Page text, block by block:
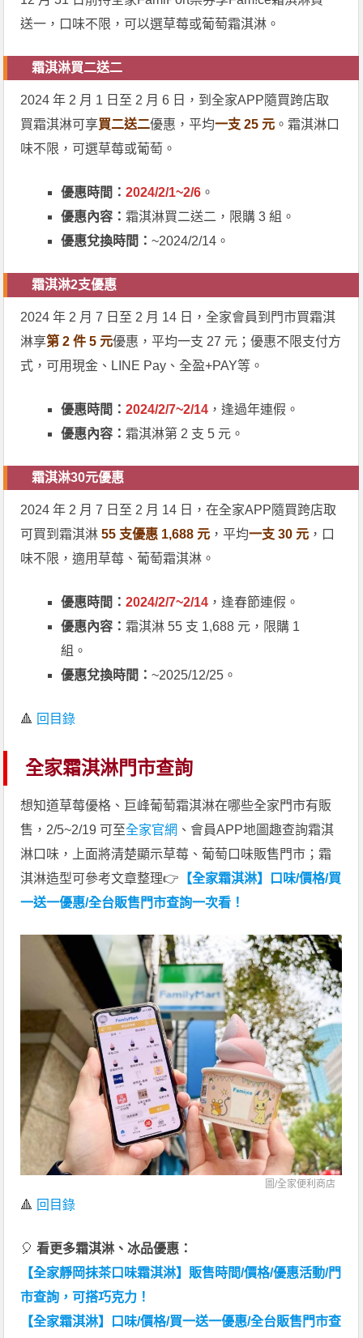
送一，口味不限，可以選草莓或葡萄霜淇淋。
霜淇淋買二送二
2024 年 2 月 1 日至 2 月 6 日，到全家APP隨買跨店取
買霜淇淋可享買二送二優惠，平均一支 25 元 。霜淇淋口
味不限，可選草莓或葡萄。
優惠時間：2024/2/1~2/6 。
優惠內容： 霜淇淋買二送二，限購 3 組。
優惠兌換時間：~2024/2/14。
霜淇淋2支優惠
2024 年 2 月 7 日至 2 月 14 日，全家會員到門市買霜淇
淋享第 2 件 5 元優惠，平均一支 27 元；優惠不限支付方
式，可用現金、LINE Pay、全盈+PAY等。
優惠時間：2024/2/7~2/14 ，逢過年連假。
優惠內容： 霜淇淋第 2 支 5 元。
霜淇淋30元優惠
2024 年 2 月 7 日至 2 月 14 日，在全家APP隨買跨店取
可買到霜淇淋 55 支優惠 1,688 元 ，平均一支 30 元 ，口
味不限，適用草莓、葡萄霜淇淋。
優惠時間：2024/2/7~2/14 ，逢春節連假。
優惠內容： 霜淇淋 55 支 1,688 元，限購 1
組。
優惠兌換時間：~2025/12/25。
🔺 回目錄
全家霜淇淋門市查詢
想知道草莓優格、巨峰葡萄霜淇淋在哪些全家門市有販
售，2/5~2/19 可至全家官網 、會員APP地圖趣查詢霜淇
淋口味，上面將清楚顯示草莓、葡萄口味販售門市；霜
淇淋造型可參考文章整理👉 【全家霜淇淋】口味/價格/買
一送一優惠/全台販售門市查詢一次看！
圖/全家便利商店
🔺 回目錄
🎈看更多霜淇淋、冰品優惠：
【全家靜岡抹茶口味霜淇淋】販售時間/價格/優惠活動/門
市查詢，可搭巧克力！
【全家霜淇淋】口味/價格/買一送一優惠/全台販售門市查